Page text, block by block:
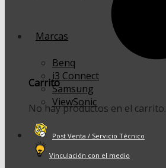
Carrito
No hay productos en el carrito.
Marcas
Benq
i3 Connect
Samsung
ViewSonic
Post Venta / Servicio Técnico
Vinculación con el medio